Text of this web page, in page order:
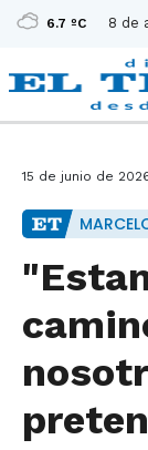
6.7 ºC 8 de
15 de junio de